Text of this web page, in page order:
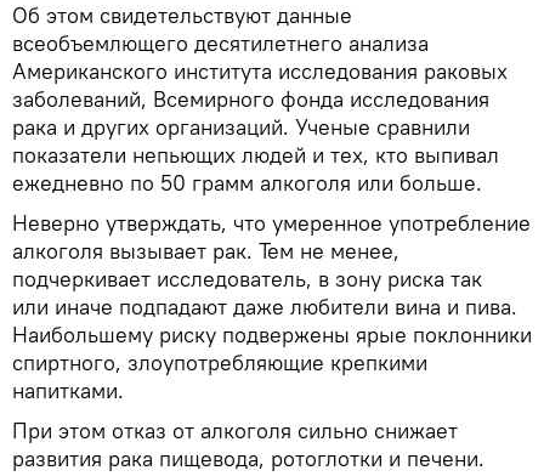
Об этом свидетельствуют данные
всеобъемлющего десятилетнего анализа
Американского института исследования раковых
заболеваний, Всемирного фонда исследования
рака и других организаций. Ученые сравнили
показатели непьющих людей и тех, кто выпивал
ежедневно по 50 грамм алкоголя или больше.
Неверно утверждать, что умеренное употребление
алкоголя вызывает рак. Тем не менее,
подчеркивает исследователь, в зону риска так
или иначе подпадают даже любители вина и пива.
Наибольшему риску подвержены ярые поклонники
спиртного, злоупотребляющие крепкими
напитками.
При этом отказ от алкоголя сильно снижает
развития рака пищевода, ротоглотки и печени.